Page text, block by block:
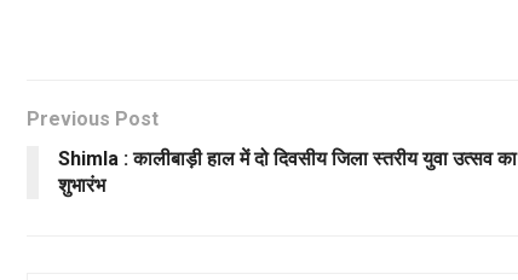
Previous Post
Shimla : कालीबाड़ी हाल में दो दिवसीय जिला स्तरीय युवा उत्सव का
शुभारंभ